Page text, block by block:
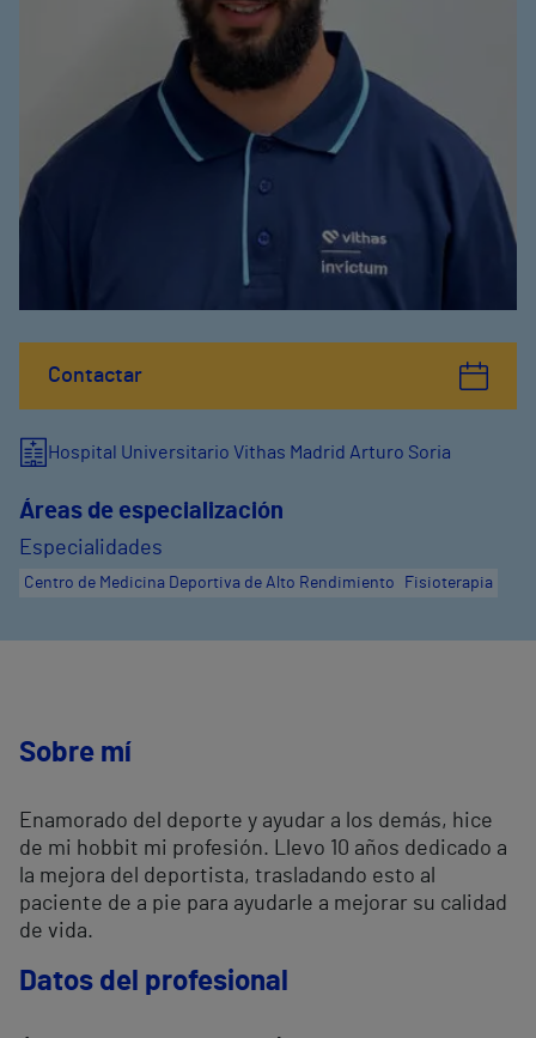
Contactar
Hospital Universitario Vithas Madrid Arturo Soria
Áreas de especialización
Especialidades
Centro de Medicina Deportiva de Alto Rendimiento Fisioterapia
Sobre mí
Enamorado del deporte y ayudar a los demás, hice
de mi hobbit mi profesión. Llevo 10 años dedicado a
la mejora del deportista, trasladando esto al
paciente de a pie para ayudarle a mejorar su calidad
de vida.
Datos del profesional